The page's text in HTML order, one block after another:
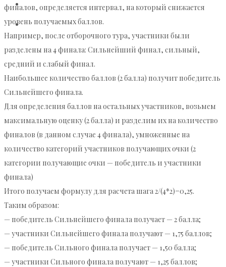
КОНТАКТЫ
ОПЛАТА УЧАСТИЯ. КАТЕГОРИИ
финалов, определяется интервал, на который снижается
уровень получаемых баллов.
Например, после отборочного тура, участники были
разделены на 4 финала: Сильнейший финал, сильный,
средний и слабый финал.
Наибольшее количество баллов (2 балла) получит победитель
Сильнейшего финала.
Для определения баллов на остальных участников, возьмем
максимальную оценку (2 балла) и разделим их на количество
финалов (в данном случае 4 финала), умноженные на
количество категорий участников получающих очки (2
категории получающие очки — победитель и участники
финала)
Итого получаем формулу для расчета шага 2/(4*2)=0,25.
Таким образом:
— победитель Сильнейшего финала получает — 2 балла;
— участники Сильнейшего финала получают — 1,75 баллов;
— победитель Сильного финала получает — 1,50 балла;
— участники Сильного финала получают — 1,25 баллов;